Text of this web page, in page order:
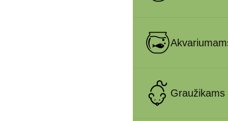
Graužikams